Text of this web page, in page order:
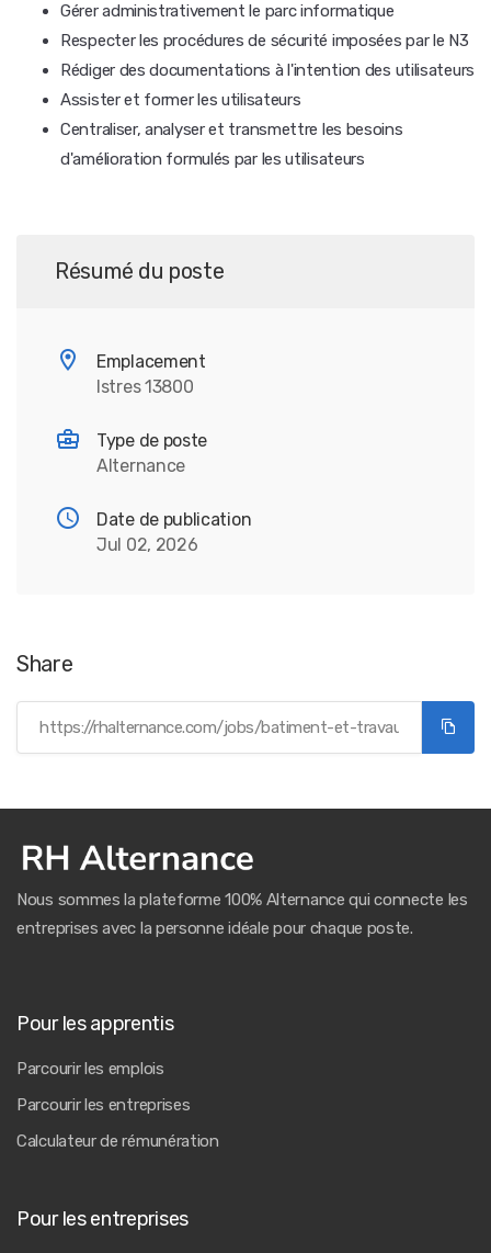
Gérer administrativement le parc informatique
Respecter les procédures de sécurité imposées par le N3
Rédiger des documentations à l'intention des utilisateurs
Assister et former les utilisateurs
Centraliser, analyser et transmettre les besoins
d'amélioration formulés par les utilisateurs
Résumé du poste
Emplacement
Istres 13800
Type de poste
Alternance
Date de publication
Jul 02, 2026
Share
Nous sommes la plateforme 100% Alternance qui connecte les
entreprises avec la personne idéale pour chaque poste.
Pour les apprentis
Parcourir les emplois
Parcourir les entreprises
Calculateur de rémunération
Pour les entreprises